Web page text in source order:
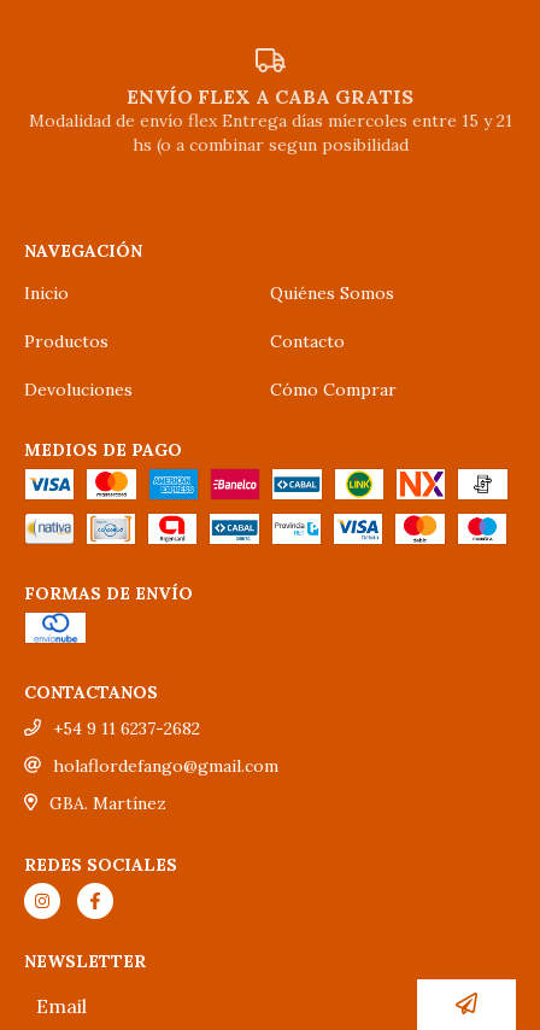
ENVÍO FLEX A CABA GRATIS
Modalidad de envío flex Entrega días míercoles entre 15 y 21
hs (o a combinar segun posibilidad
NAVEGACIÓN
Inicio
Quiénes Somos
Productos Contacto
Devoluciones Cómo Comprar
MEDIOS DE PAGO
FORMAS DE ENVÍO
CONTACTANOS
+54 9 11 6237-2682
holaflordefango@gmail.com
GBA. Martínez
REDES SOCIALES
NEWSLETTER